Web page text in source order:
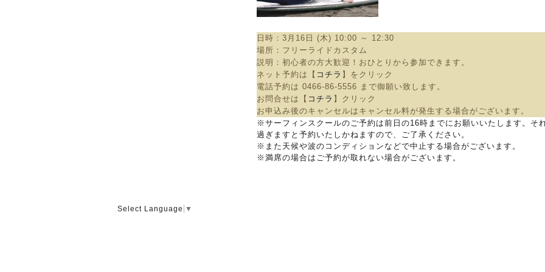
日時：3 月16日 (木) 10:00 ～ 12:30
場所： フリーライドカスタム
説明： 初心者の方大歓迎！おひとりから参加できます。
ネット予約は【 コチラ 】をクリック
電話予約は 0466-86-5556 まで御願い致します。
お問合せは【 コチラ 】クリック
お申込み後のキャンセルはキャンセル料が発生する場合がございます。
※サーフィンスクールのご予約は前日の16時までにお願いいたします。そ
過ぎますと予約いたしかねますので、ご了承ください。
※また天候や波のコンディションなどで中止する場合がございます。
※満席の場合はご予約が取れない場合がございます。
Select Language ▼